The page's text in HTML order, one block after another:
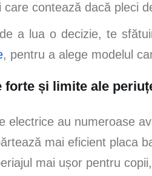
care contează dacă pleci
a lua o decizie, te
, pentru a alege modelul
forte și limite ale
electrice au numeroase
mai eficient placa
mai ușor pentru